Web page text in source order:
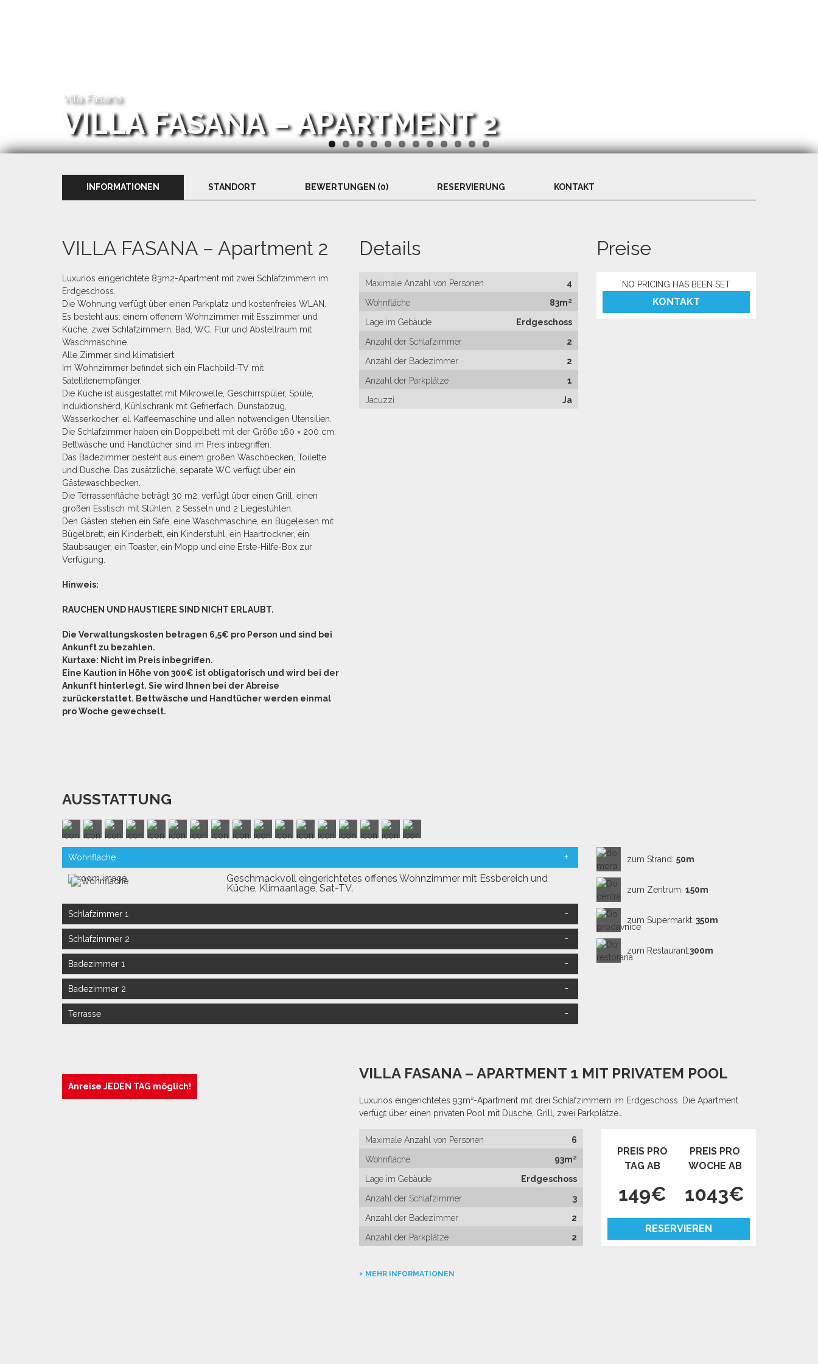
Villa Fasana
VILLA FASANA – APARTMENT 2
INFORMATIONEN STANDORT BEWERTUNGEN (0) RESERVIERUNG KONTAKT
VILLA FASANA – Apartment 2
Luxuriös eingerichtete 83m2-Apartment mit zwei Schlafzimmern im
Erdgeschoss.
Die Wohnung verfügt über einen Parkplatz und kostenfreies WLAN.
Es besteht aus: einem offenem Wohnzimmer mit Esszimmer und
Küche, zwei Schlafzimmern, Bad, WC, Flur und Abstellraum mit
Waschmaschine.
Alle Zimmer sind klimatisiert.
Im Wohnzimmer befindet sich ein Flachbild-TV mit
Satellitenempfänger.
Die Küche ist ausgestattet mit Mikrowelle, Geschirrspüler, Spüle,
Induktionsherd, Kühlschrank mit Gefrierfach, Dunstabzug,
Wasserkocher, el. Kaffeemaschine und allen notwendigen Utensilien.
Die Schlafzimmer haben ein Doppelbett mit der Größe 160 × 200 cm.
Bettwäsche und Handtücher sind im Preis inbegriffen.
Das Badezimmer besteht aus einem großen Waschbecken, Toilette
und Dusche. Das zusätzliche, separate WC verfügt über ein
Gästewaschbecken.
Die Terrassenfläche beträgt 30 m2, verfügt über einen Grill, einen
großen Esstisch mit Stühlen, 2 Sesseln und 2 Liegestühlen.
Den Gästen stehen ein Safe, eine Waschmaschine, ein Bügeleisen mit
Bügelbrett, ein Kinderbett, ein Kinderstuhl, ein Haartrockner, ein
Staubsauger, ein Toaster, ein Mopp und eine Erste-Hilfe-Box zur
Verfügung.
Hinweis:
RAUCHEN UND HAUSTIERE SIND NICHT ERLAUBT.
Die Verwaltungskosten betragen 6,5€ pro Person und sind bei
Ankunft zu bezahlen.
Kurtaxe: Nicht im Preis inbegriffen.
Eine Kaution in Höhe von 300€ ist obligatorisch und wird bei der
Ankunft hinterlegt. Sie wird Ihnen bei der Abreise
zurückerstattet. Bettwäsche und Handtücher werden einmal
pro Woche gewechselt.
Details
Maximale Anzahl von Personen
4
Wohnfläche
83m²
Lage im Gebäude
Erdgeschoss
Anzahl der Schlafzimmer
2
Anzahl der Badezimmer
2
Anzahl der Parkplätze
1
Jacuzzi
Ja
Preise
NO PRICING HAS BEEN SET
KONTAKT
AUSSTATTUNG
Wohnfläche
Geschmackvoll eingerichtetes offenes Wohnzimmer mit Essbereich und
Küche, Klimaanlage, Sat-TV.
Schlafzimmer 1
Schlafzimmer 2
Badezimmer 1
Badezimmer 2
Terrasse
zum Strand: 50m
zum Zentrum: 150m
zum Supermarkt: 350m
zum Restaurant:300m
Anreise JEDEN TAG möglich!
VILLA FASANA – APARTMENT 1 MIT PRIVATEM POOL
Luxuriös eingerichtetes 93m²-Apartment mit drei Schlafzimmern im Erdgeschoss. Die Apartment
verfügt über einen privaten Pool mit Dusche, Grill, zwei Parkplätze…
Maximale Anzahl von Personen
6
Wohnfläche
93m²
Lage im Gebäude
Erdgeschoss
Anzahl der Schlafzimmer
3
Anzahl der Badezimmer
2
Anzahl der Parkplätze
2
PREIS PRO
TAG AB
149€
PREIS PRO
WOCHE AB
1043€
RESERVIEREN
MEHR INFORMATIONEN